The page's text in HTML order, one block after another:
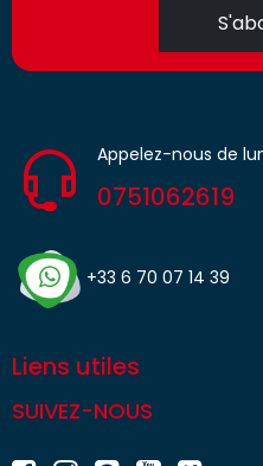
Appelez-nous de
0751062619
+33 6 70 07 14 39
Liens utiles
SUIVEZ-NOUS